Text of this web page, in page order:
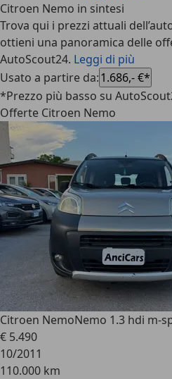
Citroen Nemo in sintesi
Trova qui i prezzi attuali
ottieni una panoramica delle
AutoScout24. Leggi di più
Usato a partire da:1.686,- €*
*Prezzo più basso su
Offerte Citroen Nemo
Citroen NemoNemo 1.3 hdi m-
€ 5.490
10/2011
110.000 km